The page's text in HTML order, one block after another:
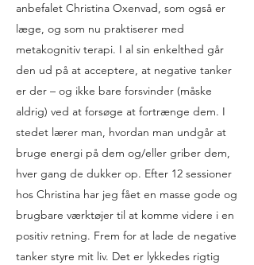
anbefalet Christina Oxenvad, som også er
læge, og som nu praktiserer med
metakognitiv terapi. I al sin enkelthed går
den ud på at acceptere, at negative tanker
er der – og ikke bare forsvinder (måske
aldrig) ved at forsøge at fortrænge dem. I
stedet lærer man, hvordan man undgår at
bruge energi på dem og/eller griber dem,
hver gang de dukker op. Efter 12 sessioner
hos Christina har jeg fået en masse gode og
brugbare værktøjer til at komme videre i en
positiv retning. Frem for at lade de negative
tanker styre mit liv. Det er lykkedes rigtig